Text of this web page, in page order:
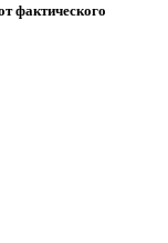
фактического